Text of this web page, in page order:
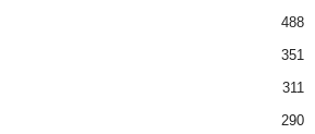
488
351
311
290